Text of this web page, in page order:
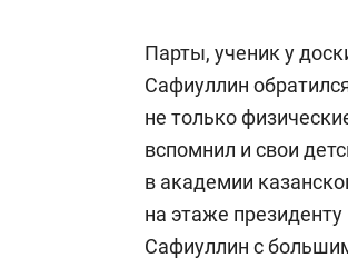
Парты, ученик у
Сафиуллин
не только
вспомнил и свои
в академии
на этаже
Сафиуллин с